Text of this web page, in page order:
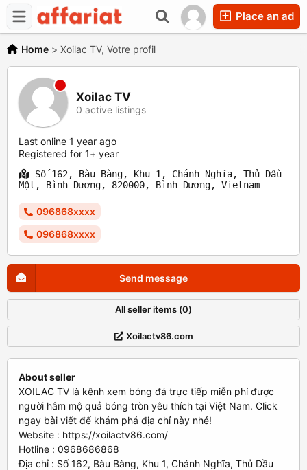
Place an ad
Home > Xoilac TV, Votre profil
Xoilac TV
0 active listings
Last online 1 year ago
Registered for 1+ year
Số 162, Bàu Bàng, Khu 1, Chánh Nghĩa, Thủ Dầu
Một, Bình Dương, 820000, Bình Dương, Vietnam
096868xxxx
096868xxxx
Send message
All seller items (0)
Xoilactv86.com
About seller
XOILAC TV là kênh xem bóng đá trực tiếp miễn phí được
người hâm mộ quả bóng tròn yêu thích tại Việt Nam. Click
ngay bài viết để khám phá địa chỉ này nhé!
Website : https://xoilactv86.com/
Hotline : 0968686868
Địa chỉ : Số 162, Bàu Bàng, Khu 1, Chánh Nghĩa, Thủ Dầu